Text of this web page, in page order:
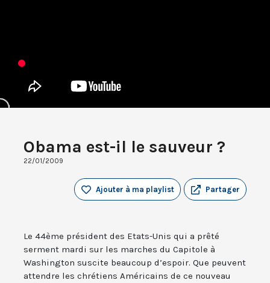
Obama est-il le sauveur ?
22/01/2009
Partager
Ajouter à ma playlist
Le 44ème président des Etats-Unis qui a prêté
serment mardi sur les marches du Capitole à
Washington suscite beaucoup d’espoir. Que peuvent
attendre les chrétiens Américains de ce nouveau